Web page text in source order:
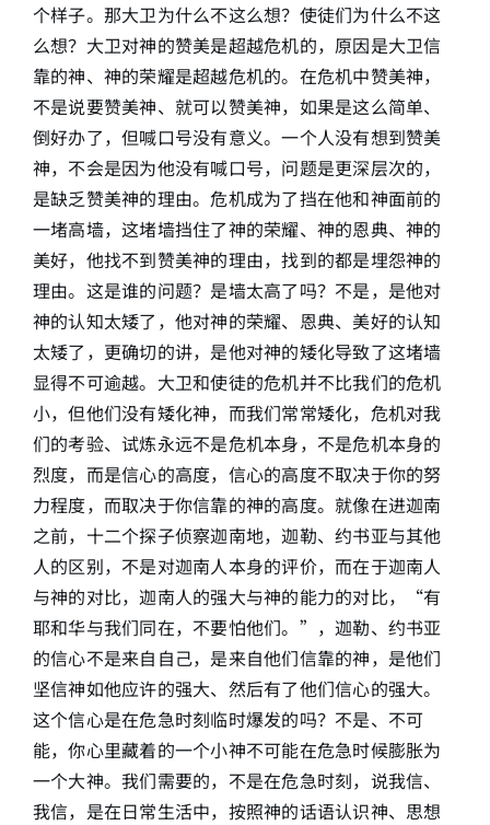
个样子。那大卫为什么不这么想？使徒们为什么不这
么想？大卫对神的赞美是超越危机的，原因是大卫信
靠的神、神的荣耀是超越危机的。在危机中赞美神，
不是说要赞美神、就可以赞美神，如果是这么简单、
倒好办了，但喊口号没有意义。一个人没有想到赞美
神，不会是因为他没有喊口号，问题是更深层次的，
是缺乏赞美神的理由。危机成为了挡在他和神面前的
一堵高墙，这堵墙挡住了神的荣耀、神的恩典、神的
美好，他找不到赞美神的理由，找到的都是埋怨神的
理由。这是谁的问题？是墙太高了吗？不是，是他对
神的认知太矮了，他对神的荣耀、恩典、美好的认知
太矮了，更确切的讲，是他对神的矮化导致了这堵墙
显得不可逾越。大卫和使徒的危机并不比我们的危机
小，但他们没有矮化神，而我们常常矮化，危机对我
们的考验、试炼永远不是危机本身，不是危机本身的
烈度，而是信心的高度，信心的高度不取决于你的努
力程度，而取决于你信靠的神的高度。就像在进迦南
之前，十二个探子侦察迦南地，迦勒、约书亚与其他
人的区别，不是对迦南人本身的评价，而在于迦南人
与神的对比，迦南人的强大与神的能力的对比，“有
耶和华与我们同在，不要怕他们。”，迦勒、约书亚
的信心不是来自自己，是来自他们信靠的神，是他们
坚信神如他应许的强大、然后有了他们信心的强大。
这个信心是在危急时刻临时爆发的吗？不是、不可
能，你心里藏着的一个小神不可能在危急时候膨胀为
一个大神。我们需要的，不是在危急时刻，说我信、
我信，是在日常生活中，按照神的话语认识神、思想